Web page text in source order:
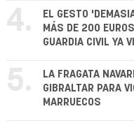
4.
EL GESTO
MÁS DE 200
GUARDIA CIVIL YA
5.
LA FRAGATA
GIBRALTAR PARA
MARRUECOS